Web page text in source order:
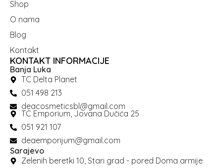
Shop
O nama
Blog
Kontakt
KONTAKT INFORMACIJE
Banja Luka
TC Delta Planet
051 498 213
deacosmeticsbl@gmail.com
TC Emporium, Jovana Dučića 25
051 921 107
deaemporijum@gmail.com
Sarajevo
Zelenih beretki 10, Stari grad - pored Doma armije